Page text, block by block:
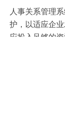
人事关系管理
护，以适应企
应投入足够的